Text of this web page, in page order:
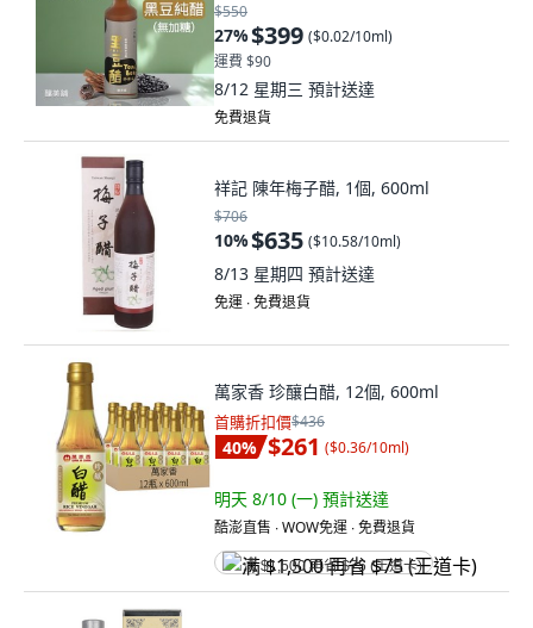
$550
27%$399 ($0.02/10ml)
運費 $90
8/12 星期三 預計送達
免費退貨
祥記 陳年梅子醋, 1個, 600ml
$706
10%$635 ($10.58/10ml)
8/13 星期四 預計送達
免運 ∙ 免費退貨
萬家香 珍釀白醋, 12個, 600ml
首購折扣價$436
40% $261 ($0.36/10ml)
明天 8/10 (一) 預計送達
酷澎直售 ∙ WOW免運 ∙ 免費退貨
满 $1,500 再省 $75 (王道卡)